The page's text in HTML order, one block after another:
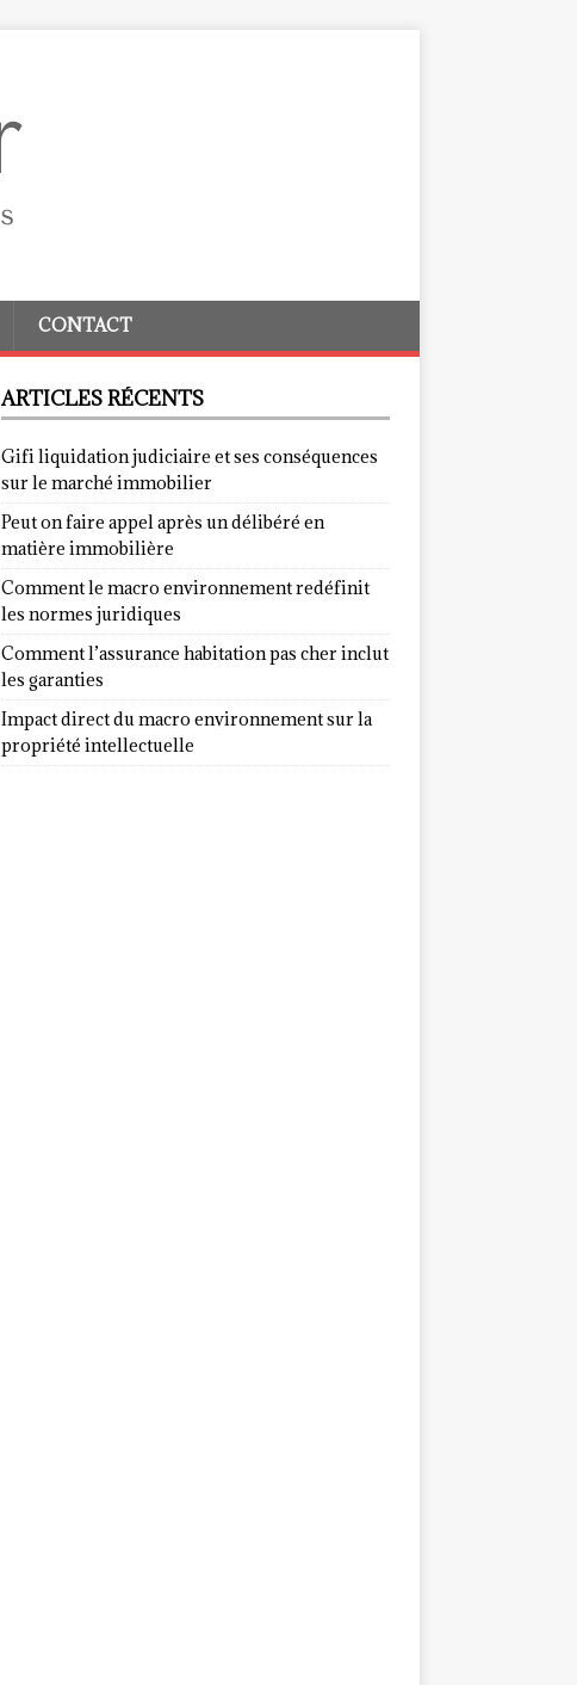
CONTACT
ARTICLES RÉCENTS
Gifi liquidation judiciaire et ses conséquences
sur le marché immobilier
Peut on faire appel après un délibéré en
matière immobilière
Comment le macro environnement redéfinit
les normes juridiques
Comment l’assurance habitation pas cher inclut
les garanties
Impact direct du macro environnement sur la
propriété intellectuelle